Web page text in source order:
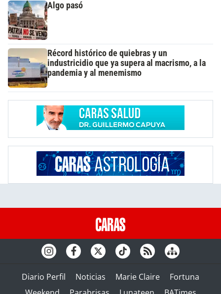
Algo pasó
Récord histórico de quiebras y un
industricidio que ya supera al macrismo, a la
pandemia y al menemismo
Diario Perfil Noticias Marie Claire
Fortuna